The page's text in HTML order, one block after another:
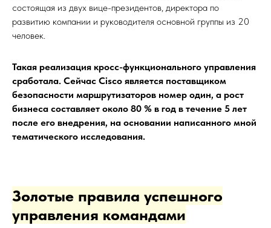
состоящая из двух вице-президентов, директора по
развитию компании и руководителя основной группы из 20
человек.
Такая реализация кросс-функционального управления
сработала. Сейчас Cisco является поставщиком
безопасности маршрутизаторов номер один, а рост
бизнеса составляет около 80 % в год в течение 5 лет
после его внедрения, на основании написанного мной
тематического исследования.
Золотые правила успешного
управления командами